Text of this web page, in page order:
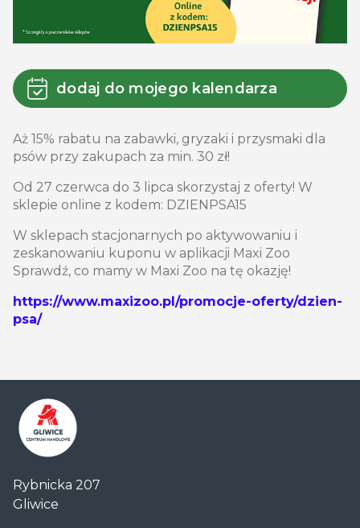
dodaj do mojego kalendarza
Aż 15% rabatu na zabawki, gryzaki i przysmaki dla
psów przy zakupach za min. 30 zł!
Od 27 czerwca do 3 lipca skorzystaj z oferty! W
sklepie online z kodem: DZIENPSA15
W sklepach stacjonarnych po aktywowaniu i
zeskanowaniu kuponu w aplikacji Maxi Zoo
Sprawdź, co mamy w Maxi Zoo na tę okazję!
https://www.maxizoo.pl/promocje-oferty/dzien-
psa/
Handlowe
Auchan
Rybnicka 207
Gliwice